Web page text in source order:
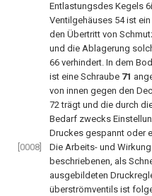
Entlastungsdes Kegels
Ventilgehäuses 54 ist
den Übertritt von
und die Ablagerung
66 verhindert. In dem
ist eine Schraube 71
von innen gegen den
72 trägt und die durch
Bedarf zwecks
Druckes gespannt oder
[0008]
Die Arbeits- und
beschriebenen, als
ausgebildeten
überströmventils ist